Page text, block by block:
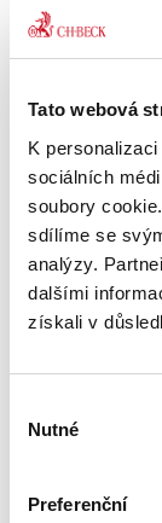
Tato webová
K
sociálních
soubory
sdílíme se
analýzy.
dalšími
získali v
souhlasu
Nutné
Preferenční
Filip Rigel
stran a
reklamy